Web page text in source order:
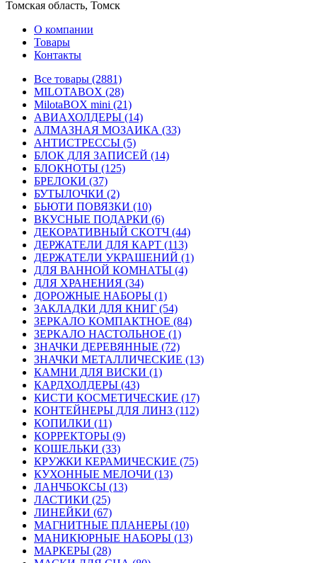
Томская область, Томск
О компании
Товары
Контакты
Все товары (2881)
MILOTABOX (28)
MilotaBOX mini (21)
АВИАХОЛДЕРЫ (14)
АЛМАЗНАЯ МОЗАИКА (33)
АНТИСТРЕССЫ (5)
БЛОК ДЛЯ ЗАПИСЕЙ (14)
БЛОКНОТЫ (125)
БРЕЛОКИ (37)
БУТЫЛОЧКИ (2)
БЬЮТИ ПОВЯЗКИ (10)
ВКУСНЫЕ ПОДАРКИ (6)
ДЕКОРАТИВНЫЙ СКОТЧ (44)
ДЕРЖАТЕЛИ ДЛЯ КАРТ (113)
ДЕРЖАТЕЛИ УКРАШЕНИЙ (1)
ДЛЯ ВАННОЙ КОМНАТЫ (4)
ДЛЯ ХРАНЕНИЯ (34)
ДОРОЖНЫЕ НАБОРЫ (1)
ЗАКЛАДКИ ДЛЯ КНИГ (54)
ЗЕРКАЛО КОМПАКТНОЕ (84)
ЗЕРКАЛО НАСТОЛЬНОЕ (1)
ЗНАЧКИ ДЕРЕВЯННЫЕ (72)
ЗНАЧКИ МЕТАЛЛИЧЕСКИЕ (13)
КАМНИ ДЛЯ ВИСКИ (1)
КАРДХОЛДЕРЫ (43)
КИСТИ КОСМЕТИЧЕСКИЕ (17)
КОНТЕЙНЕРЫ ДЛЯ ЛИНЗ (112)
КОПИЛКИ (11)
КОРРЕКТОРЫ (9)
КОШЕЛЬКИ (33)
КРУЖКИ КЕРАМИЧЕСКИЕ (75)
КУХОННЫЕ МЕЛОЧИ (13)
ЛАНЧБОКСЫ (13)
ЛАСТИКИ (25)
ЛИНЕЙКИ (67)
МАГНИТНЫЕ ПЛАНЕРЫ (10)
МАНИКЮРНЫЕ НАБОРЫ (13)
МАРКЕРЫ (28)